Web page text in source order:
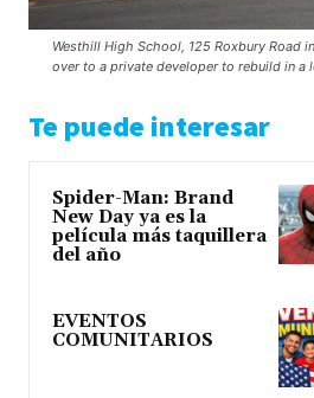
Westhill High School, 125 Roxbury
over to a private developer to rebuild in a
Te puede interesar
Spider-Man: Brand
New Day ya es la
película más taquillera
del año
EVENTOS
COMUNITARIOS